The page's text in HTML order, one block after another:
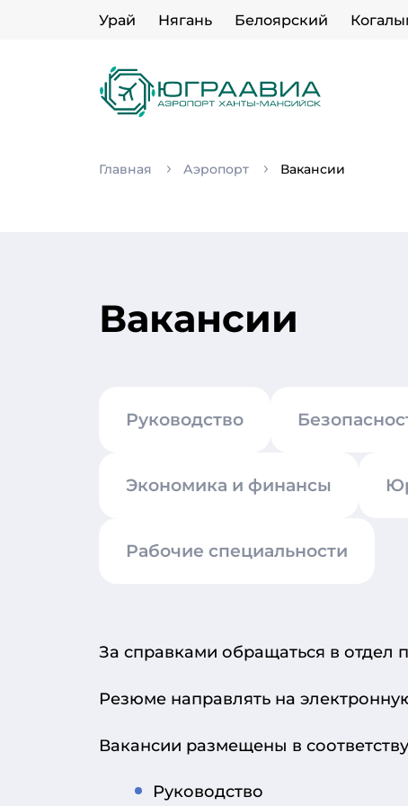
Урай Нягань Белоярский
Главная Аэропорт Вакансии
Вакансии
Руководство
Экономика и финансы
Рабочие специальности
За справками обращаться в отдел
Резюме направлять на
Вакансии размещены в
Руководство